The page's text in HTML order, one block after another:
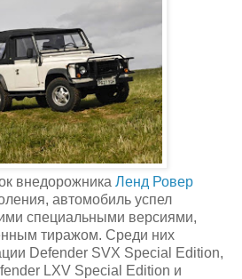
внедорожника Ленд Ровер
автомобиль успел
специальными версиями,
тиражом. Среди них
Defender SVX Special Edition,
LXV Special Edition и